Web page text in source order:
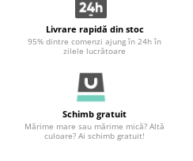
Livrare rapidă din stoc
95% dintre comenzi ajung în 24h în
zilele lucrătoare
Schimb gratuit
Mărime mare sau mărime mică? Altă
culoare? Ai schimb gratuit!